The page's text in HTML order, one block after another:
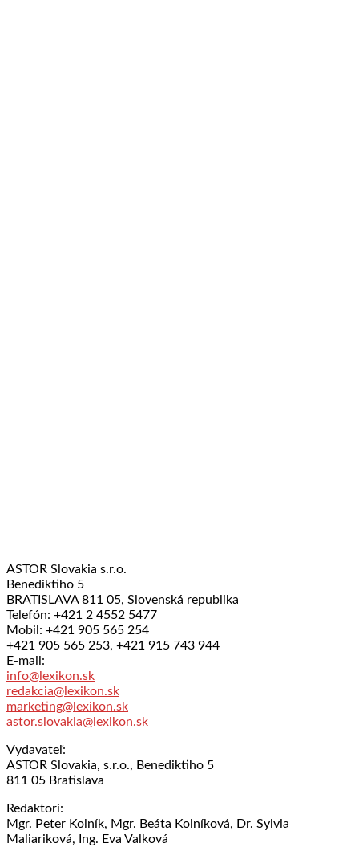
ASTOR Slovakia s.r.o.
Benediktiho 5
BRATISLAVA 811 05, Slovenská republika
Telefón: +421 2 4552 5477
Mobil: +421 905 565 254
+421 905 565 253, +421 915 743 944
E-mail:
info@lexikon.sk
redakcia@lexikon.sk
marketing@lexikon.sk
astor.slovakia@lexikon.sk
Vydavateľ:
ASTOR Slovakia, s.r.o., Benediktiho 5
811 05 Bratislava
Redaktori:
Mgr. Peter Kolník, Mgr. Beáta Kolníková, Dr. Sylvia
Maliariková, Ing. Eva Valková